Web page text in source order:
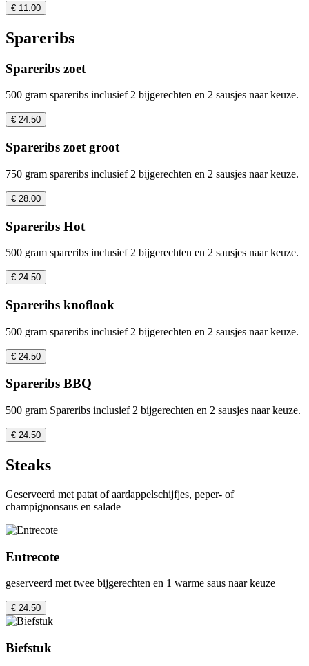
€ 11.00
Spareribs
Spareribs zoet
500 gram spareribs inclusief 2 bijgerechten en 2 sausjes naar keuze.
€ 24.50
Spareribs zoet groot
750 gram spareribs inclusief 2 bijgerechten en 2 sausjes naar keuze.
€ 28.00
Spareribs Hot
500 gram spareribs inclusief 2 bijgerechten en 2 sausjes naar keuze.
€ 24.50
Spareribs knoflook
500 gram spareribs inclusief 2 bijgerechten en 2 sausjes naar keuze.
€ 24.50
Spareribs BBQ
500 gram Spareribs inclusief 2 bijgerechten en 2 sausjes naar keuze.
€ 24.50
Steaks
Geserveerd met patat of aardappelschijfjes, peper- of
champignonsaus en salade
Entrecote
geserveerd met twee bijgerechten en 1 warme saus naar keuze
€ 24.50
Biefstuk